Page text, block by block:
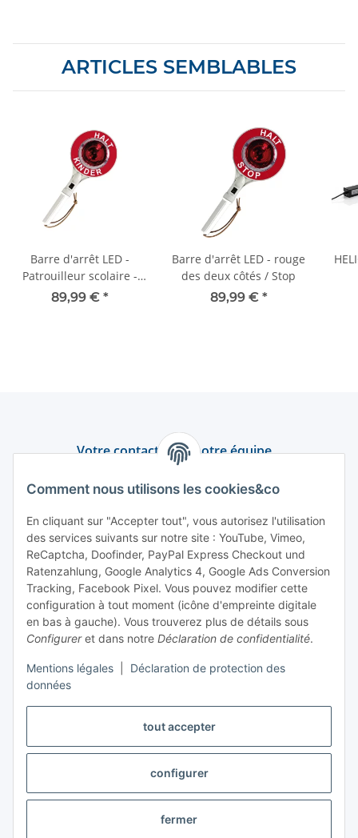
tout accepter
configurer
fermer
Comment nous utilisons les cookies&co
En cliquant sur "Accepter tout", vous autorisez l'utilisation
des services suivants sur notre site : YouTube, Vimeo,
ReCaptcha, Doofinder, PayPal Express Checkout und
Ratenzahlung, Google Analytics 4, Google Ads Conversion
Tracking, Facebook Pixel. Vous pouvez modifier cette
configuration à tout moment (icône d'empreinte digitale
en bas à gauche). Vous trouverez plus de détails sous
Configureret dans notre Déclaration de confidentialité.
Mentions légales
Déclaration de protection des
données
ARTICLES SEMBLABLES
Barre d'arrêt LED -
Patrouilleur scolaire -
rouge des deux côtés
89,99 € *
Barre d'arrêt LED - rouge
des deux côtés / Stop
89,99 € *
Votre contact avec notre équipe
+49 (0) 6550 979 969-0
Trouver un interlocuteur
Information et service
Paiement et livraison